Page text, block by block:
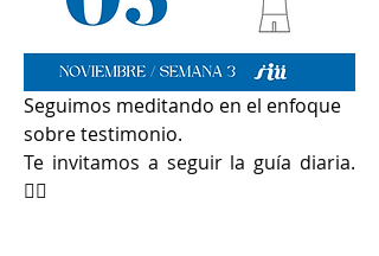
Seguimos meditando en el enfoque
sobre testimonio.
👇🏻